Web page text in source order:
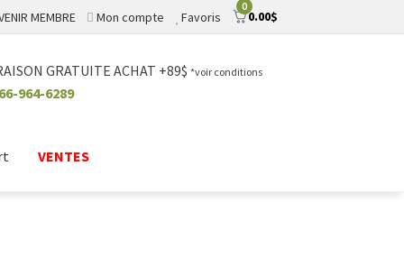
0
0.00$
MEMBRE Mon compte Favoris
GRATUITE ACHAT +89$ *voir conditions
964-6289
VENTES